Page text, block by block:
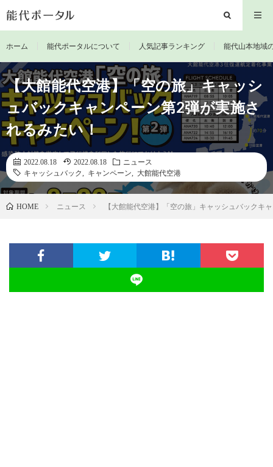
ホーム 能代ポータルについて 人気記事ランキング 能代山本地域
【大館能代空港】「空の旅」キャッシ
ュバックキャンペーン第2弾が実施さ
れるみたい！
2022.08.18 2022.08.18
ニュース
キャッシュバック
キャンペーン 大館能代空港
HOME ニュース 【大館能代空港】「空の旅」キャッシュバックキ